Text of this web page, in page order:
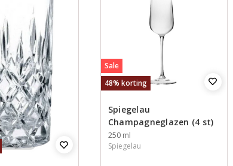
Sale
48% korting
Spiegelau
Champagneglazen (4 st)
Inhoud
250 ml
Spiegelau